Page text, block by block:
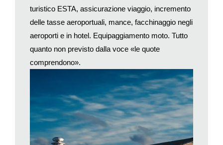
Giovedì, 7 giugno 2018
Las Vegas. Giornata libera per le ultime visite ed eventuali
acquisti
Venerdì, 8 giugno 2018
Las Vegas-Milano
turistico ESTA, assicurazione viaggio, incremento
delle tasse aeroportuali, mance, facchinaggio negli
aeroporti e in hotel. Equipaggiamento moto. Tutto
quanto non previsto dalla voce «le quote
comprendono».